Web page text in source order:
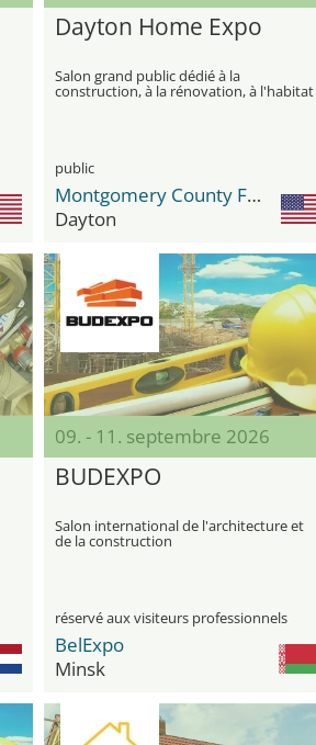
Dayton Home Expo
Salon grand public dédié à la
construction, à la rénovation, à l'habitat
public
Montgomery County Fairgrounds
Dayton
09. - 11. septembre 2026
BUDEXPO
Salon international de l'architecture et
de la construction
réservé aux visiteurs professionnels
BelExpo
Minsk